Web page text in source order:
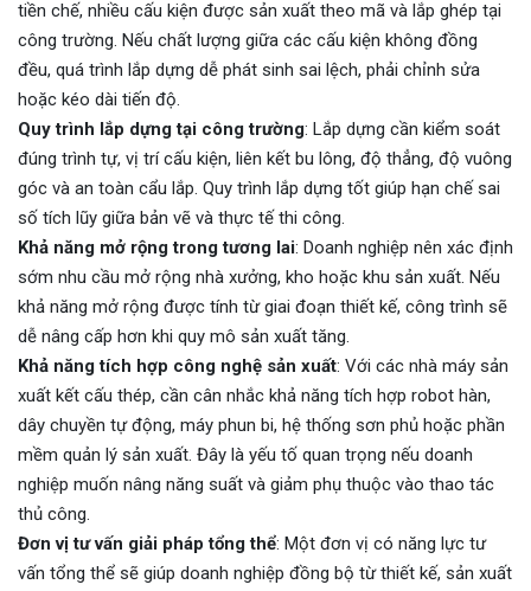
tiền chế, nhiều cấu kiện được sản xuất theo mã và lắp ghép tại
công trường. Nếu chất lượng giữa các cấu kiện không đồng
đều, quá trình lắp dựng dễ phát sinh sai lệch, phải chỉnh sửa
hoặc kéo dài tiến độ.
Quy trình lắp dựng tại công trường: Lắp dựng cần kiểm soát
đúng trình tự, vị trí cấu kiện, liên kết bu lông, độ thẳng, độ vuông
góc và an toàn cẩu lắp. Quy trình lắp dựng tốt giúp hạn chế sai
số tích lũy giữa bản vẽ và thực tế thi công.
Khả năng mở rộng trong tương lai: Doanh nghiệp nên xác định
sớm nhu cầu mở rộng nhà xưởng, kho hoặc khu sản xuất. Nếu
khả năng mở rộng được tính từ giai đoạn thiết kế, công trình sẽ
dễ nâng cấp hơn khi quy mô sản xuất tăng.
Khả năng tích hợp công nghệ sản xuất: Với các nhà máy sản
xuất kết cấu thép, cần cân nhắc khả năng tích hợp robot hàn,
dây chuyền tự động, máy phun bi, hệ thống sơn phủ hoặc phần
mềm quản lý sản xuất. Đây là yếu tố quan trọng nếu doanh
nghiệp muốn nâng năng suất và giảm phụ thuộc vào thao tác
thủ công.
Đơn vị tư vấn giải pháp tổng thể: Một đơn vị có năng lực tư
vấn tổng thể sẽ giúp doanh nghiệp đồng bộ từ thiết kế, sản xuất